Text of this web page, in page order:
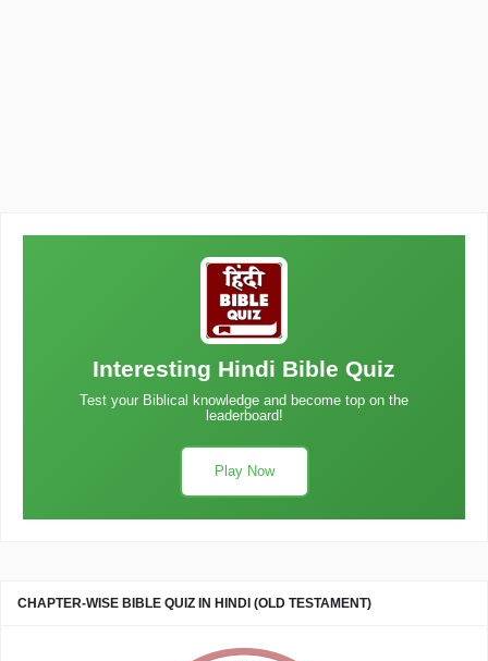
Interesting Hindi Bible Quiz
Test your Biblical knowledge and become top on the
leaderboard!
Play Now
CHAPTER-WISE BIBLE QUIZ IN HINDI (OLD TESTAMENT)